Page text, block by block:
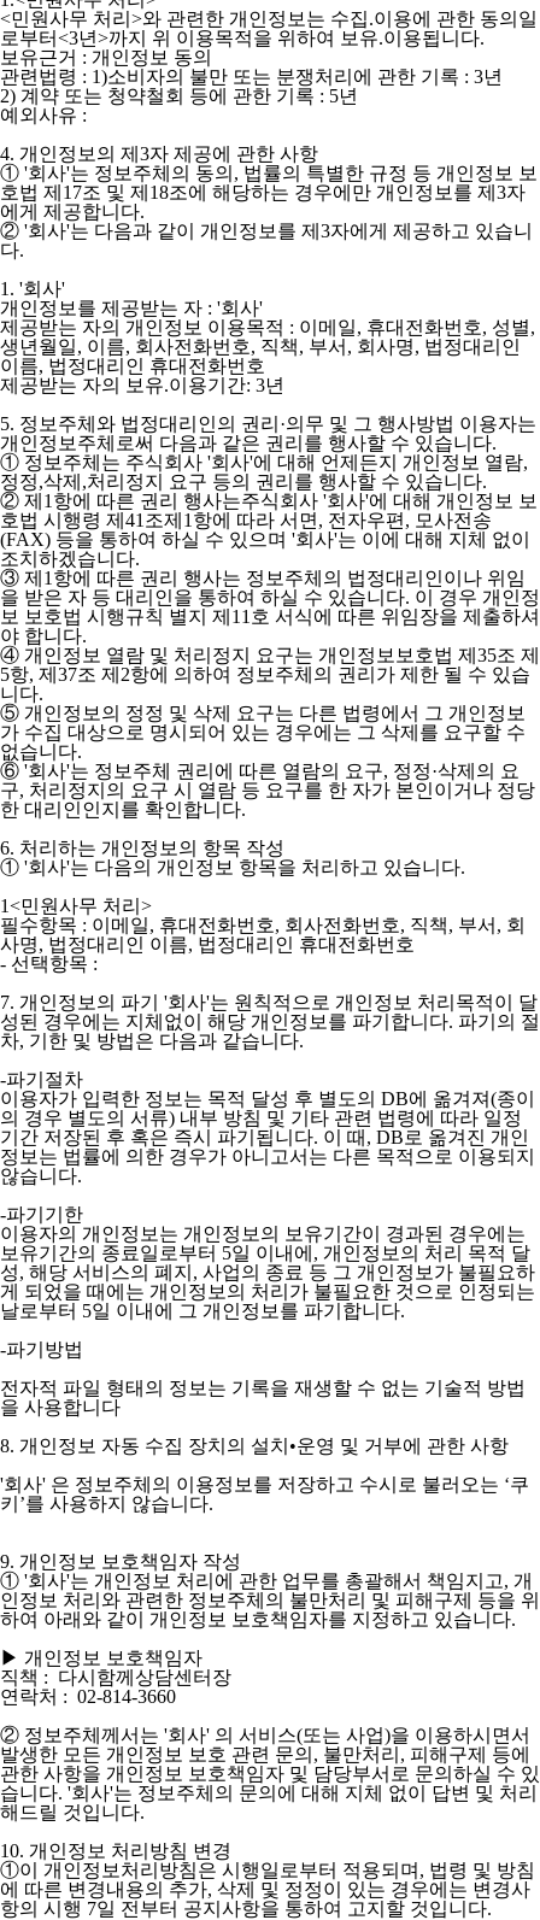
<민원사무 처리>와 관련한 개인정보는 수집.이용에 관한 동의일
로부터<3년>까지 위 이용목적을 위하여 보유.이용됩니다.
보유근거 : 개인정보 동의
관련법령 : 1)소비자의 불만 또는 분쟁처리에 관한 기록 : 3년
2) 계약 또는 청약철회 등에 관한 기록 : 5년
예외사유 :
4. 개인정보의 제3자 제공에 관한 사항
① '회사'는 정보주체의 동의, 법률의 특별한 규정 등 개인정보 보
호법 제17조 및 제18조에 해당하는 경우에만 개인정보를 제3자
에게 제공합니다.
② '회사'는 다음과 같이 개인정보를 제3자에게 제공하고 있습니
다.
1. '회사'
개인정보를 제공받는 자 : '회사'
제공받는 자의 개인정보 이용목적 : 이메일, 휴대전화번호, 성별,
생년월일, 이름, 회사전화번호, 직책, 부서, 회사명, 법정대리인
이름, 법정대리인 휴대전화번호
제공받는 자의 보유.이용기간: 3년
5. 정보주체와 법정대리인의 권리·의무 및 그 행사방법 이용자는
개인정보주체로써 다음과 같은 권리를 행사할 수 있습니다.
① 정보주체는 주식회사 '회사'에 대해 언제든지 개인정보 열람,
정정,삭제,처리정지 요구 등의 권리를 행사할 수 있습니다.
② 제1항에 따른 권리 행사는주식회사 '회사'에 대해 개인정보 보
호법 시행령 제41조제1항에 따라 서면, 전자우편, 모사전송
(FAX) 등을 통하여 하실 수 있으며 '회사'는 이에 대해 지체 없이
조치하겠습니다.
③ 제1항에 따른 권리 행사는 정보주체의 법정대리인이나 위임
을 받은 자 등 대리인을 통하여 하실 수 있습니다. 이 경우 개인정
보 보호법 시행규칙 별지 제11호 서식에 따른 위임장을 제출하셔
야 합니다.
④ 개인정보 열람 및 처리정지 요구는 개인정보보호법 제35조 제
5항, 제37조 제2항에 의하여 정보주체의 권리가 제한 될 수 있습
니다.
⑤ 개인정보의 정정 및 삭제 요구는 다른 법령에서 그 개인정보
가 수집 대상으로 명시되어 있는 경우에는 그 삭제를 요구할 수
없습니다.
⑥ '회사'는 정보주체 권리에 따른 열람의 요구, 정정·삭제의 요
구, 처리정지의 요구 시 열람 등 요구를 한 자가 본인이거나 정당
한 대리인인지를 확인합니다.
6. 처리하는 개인정보의 항목 작성
① '회사'는 다음의 개인정보 항목을 처리하고 있습니다.
1<민원사무 처리>
필수항목 : 이메일, 휴대전화번호, 회사전화번호, 직책, 부서, 회
사명, 법정대리인 이름, 법정대리인 휴대전화번호
- 선택항목 :
7. 개인정보의 파기 '회사'는 원칙적으로 개인정보 처리목적이 달
성된 경우에는 지체없이 해당 개인정보를 파기합니다. 파기의 절
차, 기한 및 방법은 다음과 같습니다.
-파기절차
이용자가 입력한 정보는 목적 달성 후 별도의 DB에 옮겨져(종이
의 경우 별도의 서류) 내부 방침 및 기타 관련 법령에 따라 일정
기간 저장된 후 혹은 즉시 파기됩니다. 이 때, DB로 옮겨진 개인
정보는 법률에 의한 경우가 아니고서는 다른 목적으로 이용되지
않습니다.
-파기기한
이용자의 개인정보는 개인정보의 보유기간이 경과된 경우에는
보유기간의 종료일로부터 5일 이내에, 개인정보의 처리 목적 달
성, 해당 서비스의 폐지, 사업의 종료 등 그 개인정보가 불필요하
게 되었을 때에는 개인정보의 처리가 불필요한 것으로 인정되는
날로부터 5일 이내에 그 개인정보를 파기합니다.
-파기방법
전자적 파일 형태의 정보는 기록을 재생할 수 없는 기술적 방법
을 사용합니다
8. 개인정보 자동 수집 장치의 설치•운영 및 거부에 관한 사항
'회사' 은 정보주체의 이용정보를 저장하고 수시로 불러오는 ‘쿠
키’를 사용하지 않습니다.
9. 개인정보 보호책임자 작성
① '회사'는 개인정보 처리에 관한 업무를 총괄해서 책임지고, 개
인정보 처리와 관련한 정보주체의 불만처리 및 피해구제 등을 위
하여 아래와 같이 개인정보 보호책임자를 지정하고 있습니다.
▶ 개인정보 보호책임자
직책 : 다시함께상담센터장
연락처 : 02-814-3660
② 정보주체께서는 '회사' 의 서비스(또는 사업)을 이용하시면서
발생한 모든 개인정보 보호 관련 문의, 불만처리, 피해구제 등에
관한 사항을 개인정보 보호책임자 및 담당부서로 문의하실 수 있
습니다. '회사'는 정보주체의 문의에 대해 지체 없이 답변 및 처리
해드릴 것입니다.
10. 개인정보 처리방침 변경
①이 개인정보처리방침은 시행일로부터 적용되며, 법령 및 방침
에 따른 변경내용의 추가, 삭제 및 정정이 있는 경우에는 변경사
항의 시행 7일 전부터 공지사항을 통하여 고지할 것입니다.